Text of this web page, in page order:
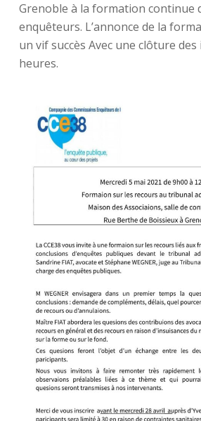
Grenoble à la formation continue
enquêteurs. L’annonce de la
un vif succès Avec une clôture
heures.